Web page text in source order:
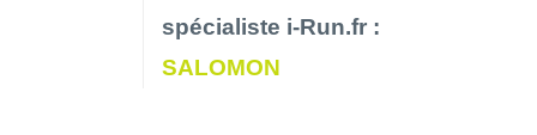
spécialiste i-Run.fr :
SALOMON